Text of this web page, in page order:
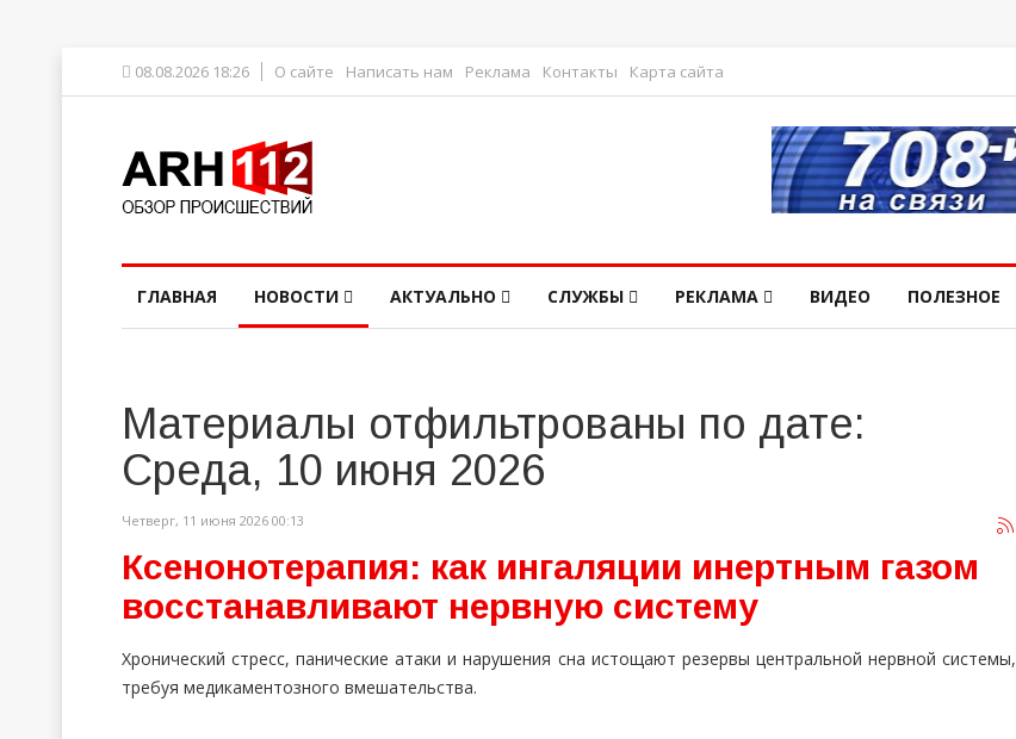
08.08.2026 18:26 О сайте Написать нам Реклама Контакты Карта сайта
ГЛАВНАЯ НОВОСТИ АКТУАЛЬНО СЛУЖБЫ РЕКЛАМА ВИДЕО ПОЛЕЗНОЕ
Материалы отфильтрованы по дате:
Среда, 10 июня 2026
Четверг, 11 июня 2026 00:13
Ксенонотерапия: как ингаляции инертным газом
восстанавливают нервную систему
Хронический стресс, панические атаки и нарушения сна истощают резервы центральной нервной системы,
требуя медикаментозного вмешательства.